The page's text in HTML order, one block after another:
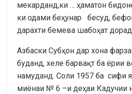
мекарданд,ки … ҳаматон
ки одами беҳунар бесуд,
дарахти бемева шабоҳат
Азбаски Субҳон дар хона
буданд, хеле барвақт ба ёрии
намуданд. Соли 1957 ба сифи
миёнаи № 6 –и деҳаи Кадучии